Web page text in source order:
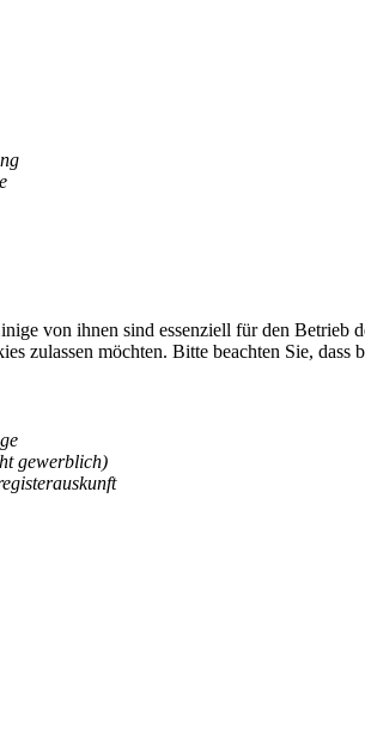
gewerblich)
von ihnen sind essenziell für den
zulassen möchten. Bitte beachten Sie,